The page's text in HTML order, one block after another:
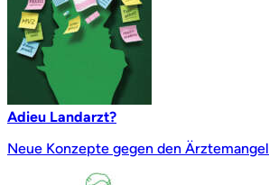
Adieu Landarzt?
Neue Konzepte gegen den Ärztemangel